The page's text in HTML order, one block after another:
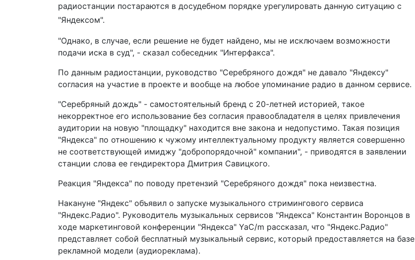
радиостанции постараются в досудебном порядке урегулировать данную ситуацию с
"Яндексом".
"Однако, в случае, если решение не будет найдено, мы не исключаем возможности
подачи иска в суд", - сказал собеседник "Интерфакса".
По данным радиостанции, руководство "Серебряного дождя" не давало "Яндексу"
согласия на участие в проекте и вообще на любое упоминание радио в данном сервисе.
"Серебряный дождь" - самостоятельный бренд с 20-летней историей, такое
некорректное его использование без согласия правообладателя в целях привлечения
аудитории на новую "площадку" находится вне закона и недопустимо. Такая позиция
"Яндекса" по отношению к чужому интеллектуальному продукту является совершенно
не соответствующей имиджу "добропорядочной" компании", - приводятся в заявлении
станции слова ее гендиректора Дмитрия Савицкого.
Реакция "Яндекса" по поводу претензий "Серебряного дождя" пока неизвестна.
Накануне "Яндекс" объявил о запуске музыкального стримингового сервиса
"Яндекс.Радио". Руководитель музыкальных сервисов "Яндекса" Константин Воронцов в
ходе маркетинговой конференции "Яндекса" YaC/m рассказал, что "Яндекс.Радио"
представляет собой бесплатный музыкальный сервис, который предоставляется на базе
рекламной модели (аудиореклама).